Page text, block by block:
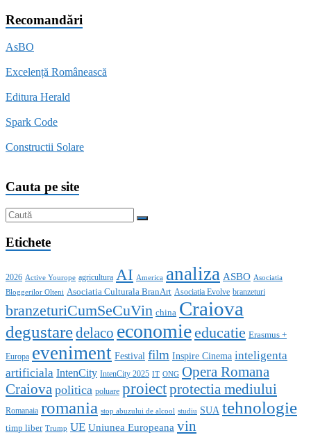
Recomandări
AsBO
Excelență Românească
Editura Herald
Spark Code
Constructii Solare
Cauta pe site
Etichete
2026 Active Yourope agricultura AI America analiza ASBO Asociatia
Bloggerilor Olteni Asociatia Culturala BranArt Asociatia Evolve branzeturi
branzeturiCumSeCuVin china Craiova
degustaredelaco economieeducatie Erasmus +
Europa eveniment Festival film Inspire Cinema inteligenta
artificiala IntenCity IntenCity 2025 IT ONG Opera Romana
Craiova politica poluare proiectprotectia mediului
Romanaia romania stop abuzului de alcool studiu SUA tehnologie
timp liber Trump UE Uniunea Europeana vin